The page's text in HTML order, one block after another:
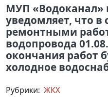
МУП «Водоканал»
уведомляет, что в
ремонтными
водопровода
окончания работ
холодное
Рубрики: ЖКХ